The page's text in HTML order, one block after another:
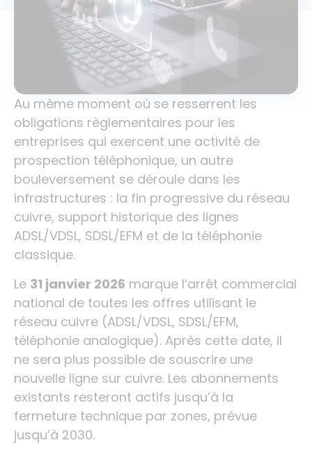
Au même moment où se resserrent les
obligations règlementaires pour les
entreprises qui exercent une activité de
prospection téléphonique, un autre
bouleversement se déroule dans les
infrastructures : la fin progressive du réseau
cuivre, support historique des lignes
ADSL/VDSL, SDSL/EFM et de la téléphonie
classique.
Le 31 janvier 2026 marque l’arrêt commercial
national de toutes les offres utilisant le
réseau cuivre (ADSL/VDSL, SDSL/EFM,
téléphonie analogique). Après cette date, il
ne sera plus possible de souscrire une
nouvelle ligne sur cuivre. Les abonnements
existants resteront actifs jusqu’à la
fermeture technique par zones, prévue
jusqu’à 2030.